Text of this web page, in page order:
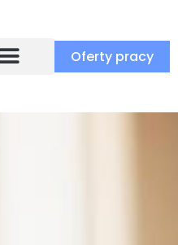
Oferty pracy